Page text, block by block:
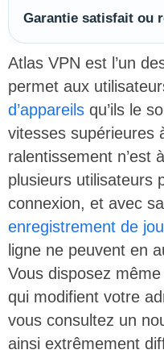
Garantie satisfait ou
Atlas VPN est l’un
permet aux
d’appareils qu’ils le
vitesses supérieures
ralentissement n’est
plusieurs utilisateurs
connexion, et avec sa
enregistrement de
ligne ne peuvent en
Vous disposez
qui modifient votre
vous consultez un
ainsi extrêmement